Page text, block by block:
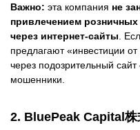
Важно: эта компания не
привлечением
через интернет-сайты .
предлагают «инвестиции
через подозрительный
мошенники.
2. BluePeak Capital株